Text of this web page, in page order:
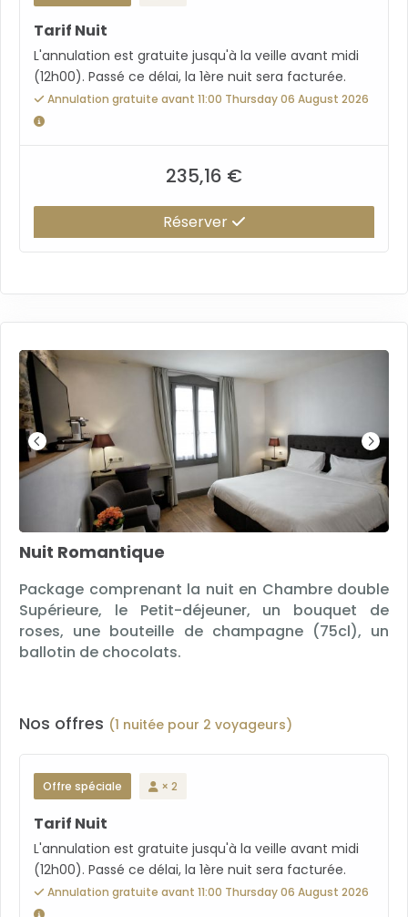
Tarif Nuit
L'annulation est gratuite jusqu'à la veille avant midi
(12h00). Passé ce délai, la 1ère nuit sera facturée.
Annulation gratuite avant 11:00 Thursday 06 August 2026
235,16 €
Réserver
Nuit Romantique
Package comprenant la nuit en Chambre double
Supérieure, le Petit-déjeuner, un bouquet de
roses, une bouteille de champagne (75cl), un
ballotin de chocolats.
Nos offres (1 nuitée pour 2 voyageurs)
Offre spéciale × 2
Tarif Nuit
L'annulation est gratuite jusqu'à la veille avant midi
(12h00). Passé ce délai, la 1ère nuit sera facturée.
Annulation gratuite avant 11:00 Thursday 06 August 2026